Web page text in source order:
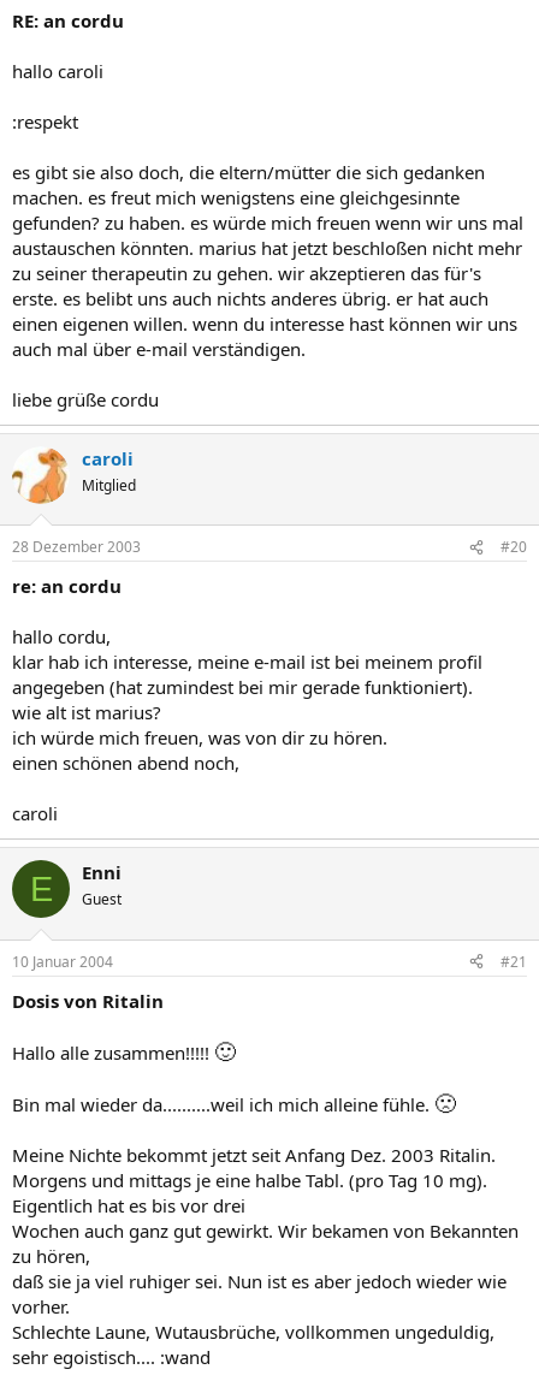
RE: an cordu
hallo caroli
:respekt
es gibt sie also doch, die eltern/mütter die sich gedanken
machen. es freut mich wenigstens eine gleichgesinnte
gefunden? zu haben. es würde mich freuen wenn wir uns mal
austauschen könnten. marius hat jetzt beschloßen nicht mehr
zu seiner therapeutin zu gehen. wir akzeptieren das für's
erste. es belibt uns auch nichts anderes übrig. er hat auch
einen eigenen willen. wenn du interesse hast können wir uns
auch mal über e-mail verständigen.
liebe grüße cordu
caroli
Mitglied
28 Dezember 2003 #20
re: an cordu
hallo cordu,
klar hab ich interesse, meine e-mail ist bei meinem profil
angegeben (hat zumindest bei mir gerade funktioniert).
wie alt ist marius?
ich würde mich freuen, was von dir zu hören.
einen schönen abend noch,
caroli
E Enni
Guest
10 Januar 2004 #21
Dosis von Ritalin
Hallo alle zusammen!!!!! 🙂
Bin mal wieder da..........weil ich mich alleine fühle. 🙁
Meine Nichte bekommt jetzt seit Anfang Dez. 2003 Ritalin.
Morgens und mittags je eine halbe Tabl. (pro Tag 10 mg).
Eigentlich hat es bis vor drei
Wochen auch ganz gut gewirkt. Wir bekamen von Bekannten
zu hören,
daß sie ja viel ruhiger sei. Nun ist es aber jedoch wieder wie
vorher.
Schlechte Laune, Wutausbrüche, vollkommen ungeduldig,
sehr egoistisch.... :wand